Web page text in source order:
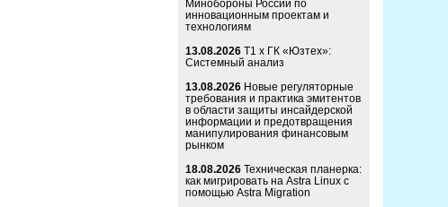
Минобороны России по
инновационным проектам и
технологиям
13.08.2026 Т1 x ГК «Юзтех»:
Системный анализ
13.08.2026 Новые регуляторные
требования и практика эмитентов
в области защиты инсайдерской
информации и предотвращения
манипулирования финансовым
рынком
18.08.2026 Техническая планерка:
как мигрировать на Astra Linux с
помощью Astra Migration